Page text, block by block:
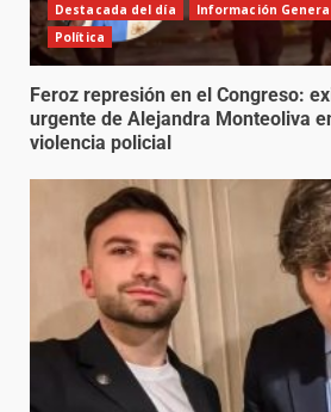
Destacada del día Información
Política
Feroz represión en el Congreso:
urgente de Alejandra Monteoliva
violencia policial